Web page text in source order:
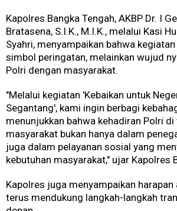
Kapolres Bangka Tengah, AKBP Dr. I
Bratasena, S.I.K., M.I.K., melalui Kasi
Syahri, menyampaikan bahwa
simbol peringatan, melainkan wujud
Polri dengan masyarakat.
"Melalui kegiatan 'Kebaikan untuk
Segantang', kami ingin berbagi
menunjukkan bahwa kehadiran Polri di
masyarakat bukan hanya dalam
juga dalam pelayanan sosial yang
kebutuhan masyarakat," ujar Kapolres
Kapolres juga menyampaikan
terus mendukung langkah-langkah